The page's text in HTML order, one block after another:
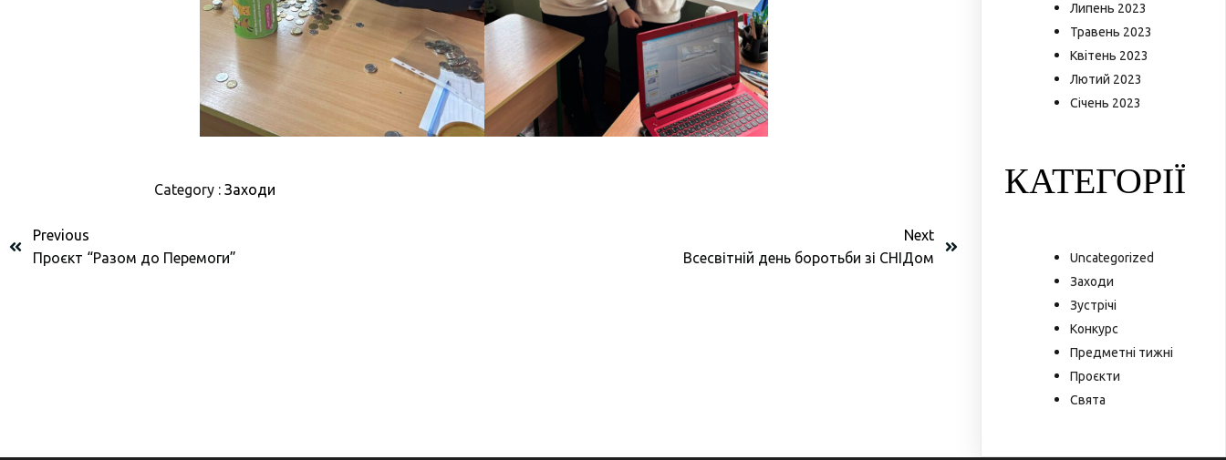
Category : Заходи
Previous
Проєкт “Разом до Перемоги”
Next
Всесвітній день боротьби зі СНІДом
Липень 2023
Травень 2023
Квітень 2023
Лютий 2023
Січень 2023
КАТЕГОРІЇ
Uncategorized
Заходи
Зустрічі
Конкурс
Предметні тижні
Проєкти
Свята